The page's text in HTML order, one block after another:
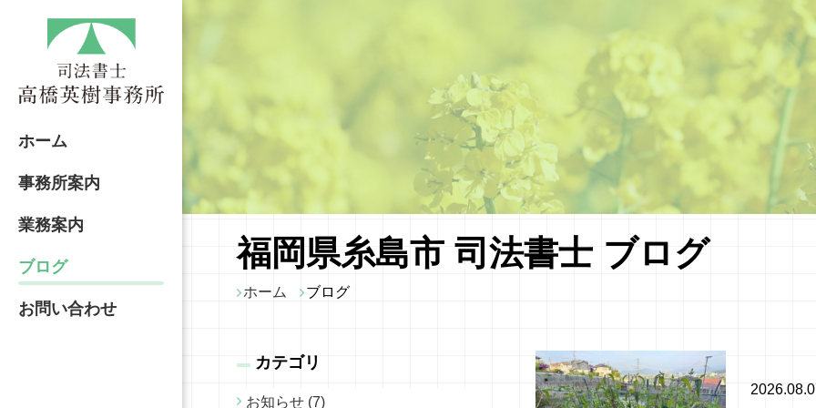
ホーム
事務所案内
業務案内
ブログ
お問い合わせ
福岡県糸島市 司法書士 ブログ
ホーム ブログ
カテゴリ
お知らせ (7)